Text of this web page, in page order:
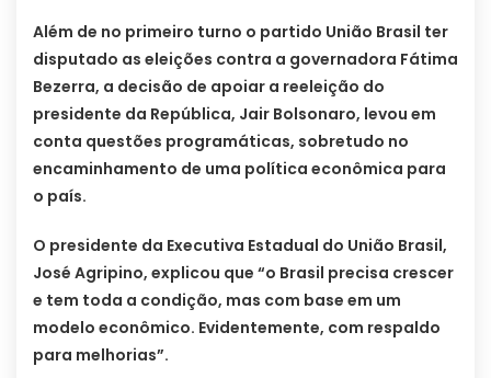
Além de no primeiro turno o partido União Brasil ter
disputado as eleições contra a governadora Fátima
Bezerra, a decisão de apoiar a reeleição do
presidente da República, Jair Bolsonaro, levou em
conta questões programáticas, sobretudo no
encaminhamento de uma política econômica para
o país.
O presidente da Executiva Estadual do União Brasil,
José Agripino, explicou que “o Brasil precisa crescer
e tem toda a condição, mas com base em um
modelo econômico. Evidentemente, com respaldo
para melhorias”.